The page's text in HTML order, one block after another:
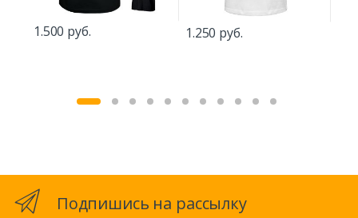
1.500 руб. 1.250 руб.
Подпишись на рассылку